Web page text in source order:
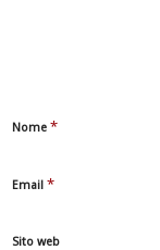
Nome *
Email *
Sito web